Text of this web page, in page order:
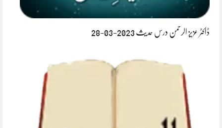
ڈاکٹر عزیز الرحمن درس حدیث 2023-03-28